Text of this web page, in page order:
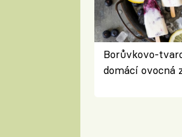
Borůvkovo-
domácí ovocná